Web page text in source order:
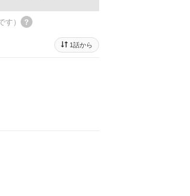
す）
1話から